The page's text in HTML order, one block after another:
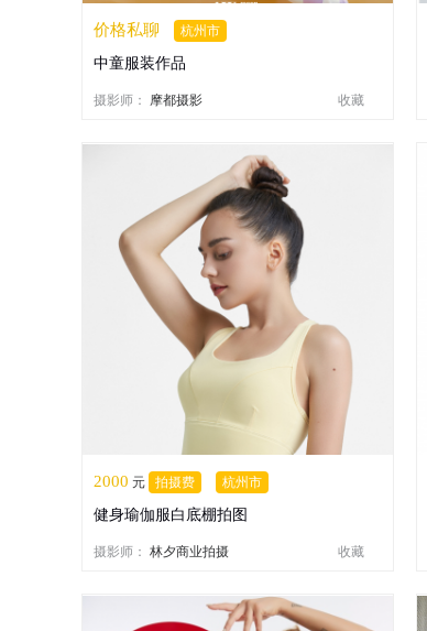
价格私聊 杭州市
中童服装作品
摄影师： 摩都摄影 收藏
2000 元 拍摄费 杭州市
健身瑜伽服白底棚拍图
摄影师： 林夕商业拍摄 收藏